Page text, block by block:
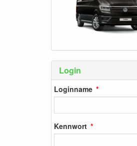
Login
Loginname
Kennwort